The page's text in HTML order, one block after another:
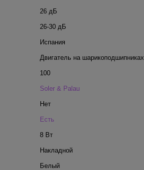
26 дБ
26-30 дБ
Испания
Двигатель на шарикоподшипниках
100
Soler & Palau
Нет
Есть
8 Вт
Накладной
Белый